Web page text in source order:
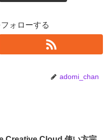
ォローする
adomi_chan